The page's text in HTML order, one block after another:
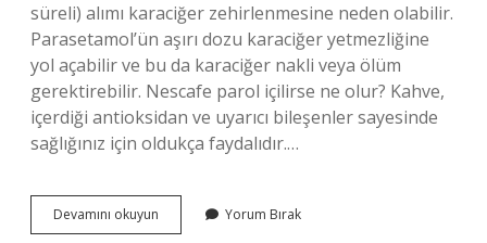
süreli) alımı karaciğer zehirlenmesine neden olabilir.
Parasetamol’ün aşırı dozu karaciğer yetmezliğine
yol açabilir ve bu da karaciğer nakli veya ölüm
gerektirebilir. Nescafe parol içilirse ne olur? Kahve,
içerdiği antioksidan ve uyarıcı bileşenler sayesinde
sağlığınız için oldukça faydalıdır.…
Devamını okuyun
Tane
Yorum Bırak